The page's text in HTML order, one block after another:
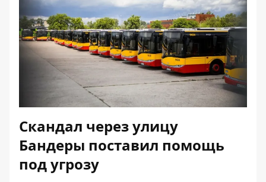
Скандал через улицу
Бандеры поставил помощь
под угрозу